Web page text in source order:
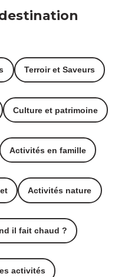
Terroir et Saveurs
Culture et patrimoine
Activités en famille
Activités nature
il fait chaud ?
activités